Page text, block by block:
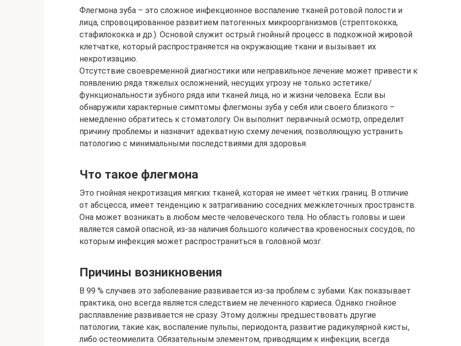
Флегмона зуба – это сложное инфекционное воспаление тканей ротовой полости и
лица, спровоцированное развитием патогенных микроорганизмов (стрептококка,
стафилококка и др.). Основой служит острый гнойный процесс в подкожной жировой
клетчатке, который распространяется на окружающие ткани и вызывает их
некротизацию.
Отсутствие своевременной диагностики или неправильное лечение может привести к
появлению ряда тяжелых осложнений, несущих угрозу не только эстетике/
функциональности зубного ряда или тканей лица, но и жизни человека. Если вы
обнаружили характерные симптомы флегмоны зуба у себя или своего близкого –
немедленно обратитесь к стоматологу. Он выполнит первичный осмотр, определит
причину проблемы и назначит адекватную схему лечения, позволяющую устранить
патологию с минимальными последствиями для здоровья.
Что такое флегмона
Это гнойная некротизация мягких тканей, которая не имеет чётких границ. В отличие
от абсцесса, имеет тенденцию к затрагиванию соседних межклеточных пространств.
Она может возникать в любом месте человеческого тела. Но область головы и шеи
является самой опасной, из-за наличия большого количества кровеносных сосудов, по
которым инфекция может распространиться в головной мозг.
Причины возникновения
В 99 % случаев это заболевание развивается из-за проблем с зубами. Как показывает
практика, оно всегда является следствием не леченного кариеса. Однако гнойное
расплавление развивается не сразу. Этому должны предшествовать другие
патологии, такие как, воспаление пульпы, периодонта, развитие радикулярной кисты,
либо остеомиелита. Обязательным элементом, приводящим к инфекции, всегда